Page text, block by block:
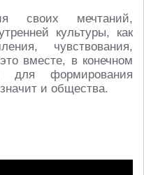
своих мечтаний,
культуры, как
чувствования,
вместе, в конечном
для формирования
и общества.